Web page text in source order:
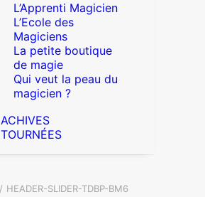
L’Apprenti Magicien
L’Ecole des
Magiciens
La petite boutique
de magie
Qui veut la peau du
magicien ?
ACHIVES
TOURNÉES
HEADER-SLIDER-TDBP-BM6